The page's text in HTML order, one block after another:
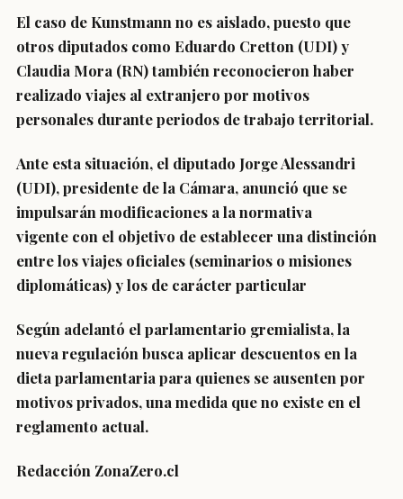
El caso de Kunstmann no es aislado, puesto que
otros diputados como Eduardo Cretton (UDI) y
Claudia Mora (RN)también reconocieron haber
realizado viajes al extranjero por motivos
personales durante periodos de trabajo territorial.
Ante esta situación, el diputado Jorge Alessandri
(UDI), presidente de la Cámara, anunció que se
impulsarán modificaciones a la normativa
vigente con el objetivo de establecer una distinción
entre los viajes oficiales (seminarios o misiones
diplomáticas) y los de carácter particular
Según adelantó el parlamentario gremialista,la
nueva regulación busca aplicar descuentos en la
dieta parlamentaria para quienes se ausenten por
motivos privados, una medida que no existe en el
reglamento actual.
Redacción ZonaZero.cl